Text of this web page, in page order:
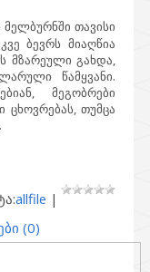
მელბურნში თავისი
ბევრს მიაღწია
მზარეული გახდა,
წამყვანი.
მეგობრები
ცხოვრებას, თუმცა
allfile |
(0)